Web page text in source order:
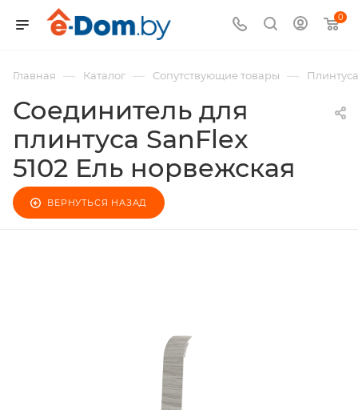
0
Главная — Каталог — Сопутствующие товары — Плинтуса
Соединитель для
плинтуса SanFlex
5102 Ель норвежская
ВЕРНУТЬСЯ НАЗАД